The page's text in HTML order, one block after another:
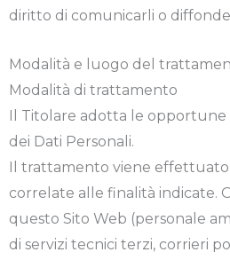
diritto di comunicarli o
Modalità e luogo del
Modalità di trattamento
Il Titolare adotta le opportune
dei Dati Personali.
Il trattamento viene
correlate alle finalità indicate.
questo Sito Web (personale
di servizi tecnici terzi, corrieri